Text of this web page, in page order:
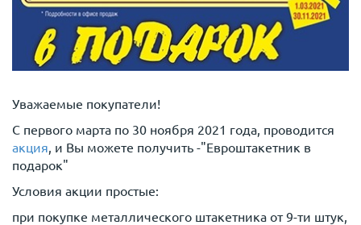
Уважаемые покупатели!
С первого марта по 30 ноября 2021 года, проводится
акция, и Вы можете получить -"Евроштакетник в
подарок"
Условия акции простые:
при покупке металлического штакетника от 9-ти штук,